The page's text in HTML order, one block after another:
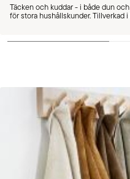
Täcken och kuddar - i både dun
för stora hushållskunder. Tillverkad